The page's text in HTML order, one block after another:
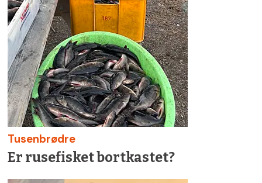
Tusenbrødre
Er rusefisket bortkastet?